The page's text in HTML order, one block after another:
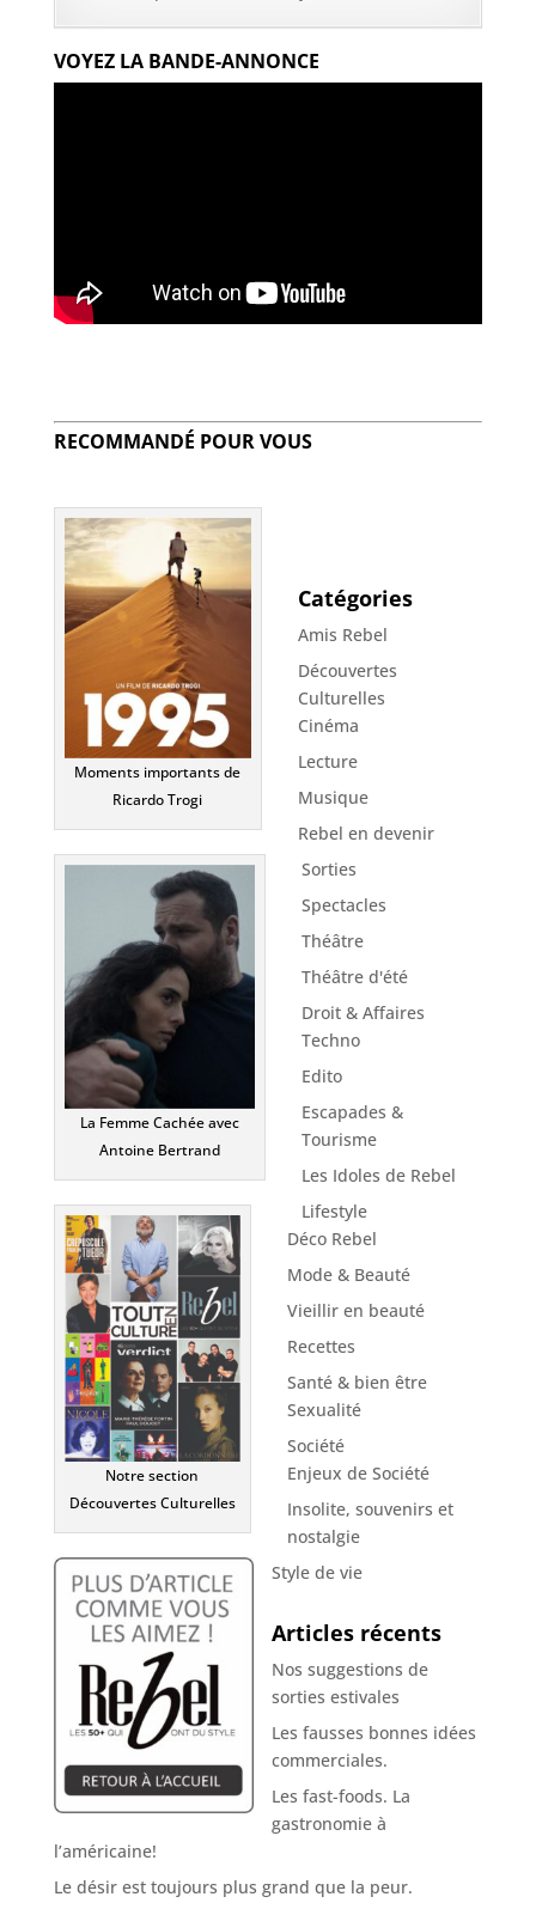
VOYEZ LA BANDE-ANNONCE
RECOMMANDÉ POUR VOUS
Moments importants de
Ricardo Trogi
La Femme Cachée avec
Antoine Bertrand
Notre section
Découvertes Culturelles
Catégories
Amis Rebel
Découvertes
Culturelles
Cinéma
Lecture
Musique
Rebel en devenir
Sorties
Spectacles
Théâtre
Théâtre d'été
Droit & Affaires
Techno
Edito
Escapades &
Tourisme
Les Idoles de Rebel
Lifestyle
Déco Rebel
Mode & Beauté
Vieillir en beauté
Recettes
Santé & bien être
Sexualité
Société
Enjeux de Société
Insolite, souvenirs et
nostalgie
Style de vie
Articles récents
Nos suggestions de
sorties estivales
Les fausses bonnes idées
commerciales.
Les fast-foods. La
gastronomie à
l’américaine!
Le désir est toujours plus grand que la peur.